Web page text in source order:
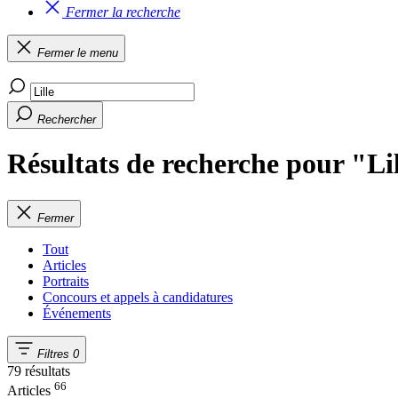
Fermer la recherche
Fermer le menu
Rechercher
Résultats de recherche pour
Fermer
Tout
Articles
Portraits
Concours et appels à candidatures
Événements
Filtres 0
79 résultats
Articles 66